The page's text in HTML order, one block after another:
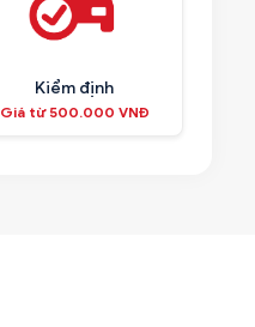
Kiểm định
Giá từ 500.000 VNĐ